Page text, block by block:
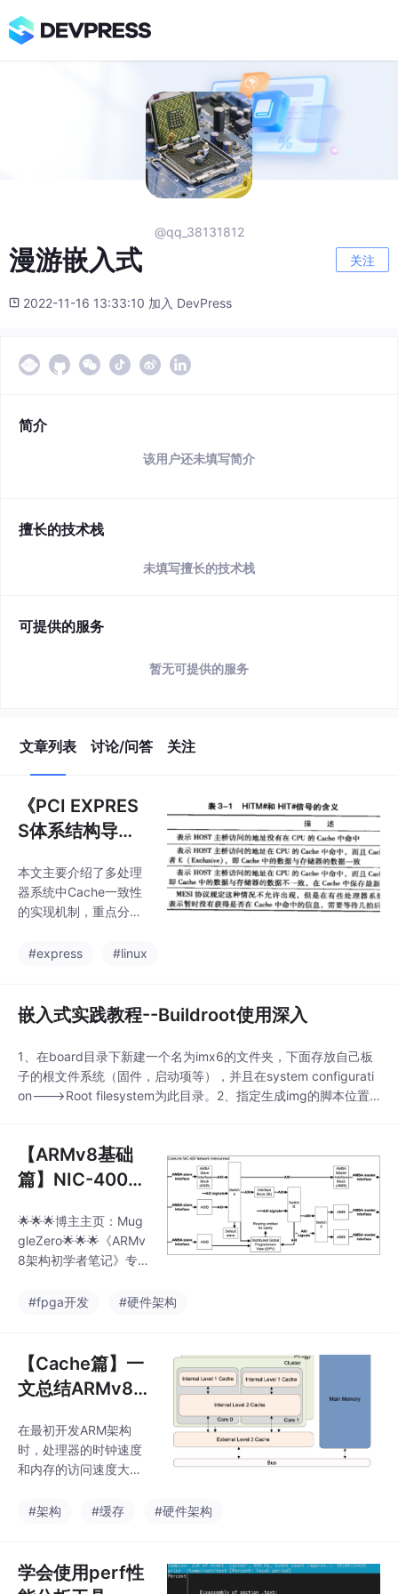
@qq_38131812
漫游嵌入式 关注
2022-11-16 13:33:10 加入 DevPress
简介
该用户还未填写简介
擅长的技术栈
未填写擅长的技术栈
可提供的服务
暂无可提供的服务
文章列表 讨论/问答 关注
《PCI EXPRES
S体系结构导
e相关的事务
本文主要介绍了多处理
器系统中Cache一致性
的实现机制，重点分析
DMA读写操作的处理流
信号线进行Cache状态
交互，由Request Agen
t、Snoop Agent和Res
ponse Agent协同完成
总线事务。当PCI设备
对可Cache空间进行DM
据Cache行状态（E/S/
M）采取不同处理策略
#express #linux
嵌入式实践教程--Buildroot使用深入
1、在board目录下新建一个名为imx6的文件夹，下面存放自己板
子的根文件系统（固件，启动项等），并且在system configurati
on--->Root filesystem为此目录。2、指定生成img的脚本位置sys
【ARMv8基础
篇】NIC-400控
🌟🌟🌟博主主页：Mug
gleZero🌟🌟🌟《ARMv
8架构初学者笔记》专
初学者笔记》CoreLink
是高度可配置的，使您
能够创建一个完整的高
性能、优化和符合AMB
施。CoreLink NIC-400
网络互连有许多可能的
配置。它们的范围从单
B到AXI协议转
#fpga开发 #硬件架构
【Cache篇】一
文总结ARMv8
he的知识点
在最初开发ARM架构
时，处理器的时钟速度
和内存的访问速度大致
核要复杂得多，其时钟
内存设备的频率并没有
扩大到同样的程度。有
#架构 #缓存 #硬件架构
学会使用perf性